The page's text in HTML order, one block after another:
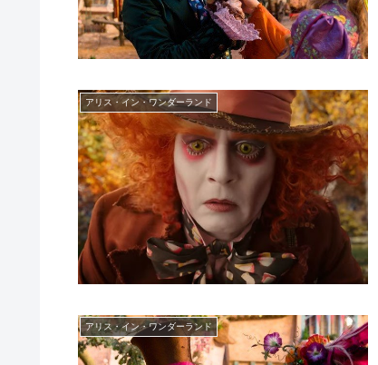
アリス・イン・ワンダーランド
アリス・イン・ワンダーランド